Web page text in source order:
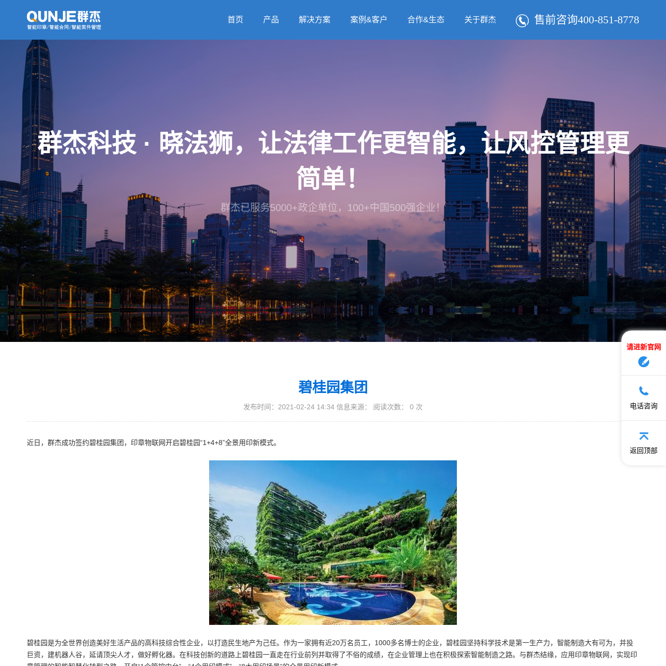
售前咨询400-851-8778
首页 产品 解决方案 案例&客户 合作&生态 关于群杰
群杰科技 · 晓法狮，让法律工作更智能，让风控管理更
简单！
群杰已服务5000+政企单位，100+中国500强企业！
碧桂园集团
发布时间：2021-02-24 14:34 信息来源： 阅读次数： 0 次
近日，群杰成功签约碧桂园集团，印章物联网开启碧桂园“1+4+8”全景用印新模式。
碧桂园是为全世界创造美好生活产品的高科技综合性企业，以打造民生地产为己任。作为一家拥有近20万名员工，1000多名博士的企业，碧桂园坚持科学技术是第一生产力，智能制造大有可为，并投
巨资，建机器人谷，延请顶尖人才，做好孵化器。在科技创新的道路上碧桂园一直走在行业前列并取得了不俗的成绩，在企业管理上也在积极探索智能制造之路。与群杰结缘，应用印章物联网，实现印
请进新官网
电话咨询
返回顶部